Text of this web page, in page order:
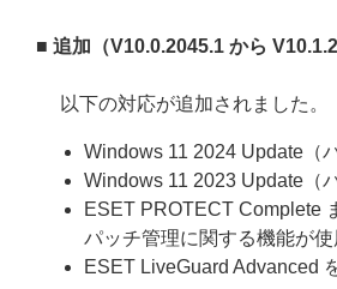
■ 追加（V10.0.2045.1 から
以下の対応が追加されました。
Windows 11 2024 Update（
Windows 11 2023 Update（
ESET PROTECT Complete
パッチ管理に関する機能が
ESET LiveGuard Advanced